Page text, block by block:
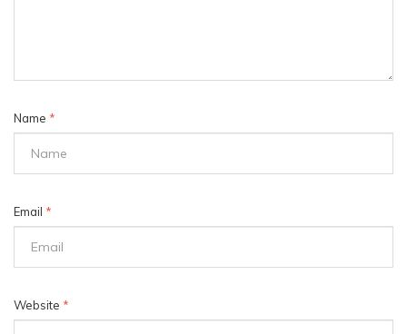
Name *
Email *
Website *